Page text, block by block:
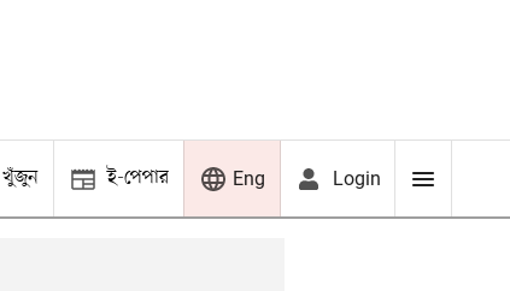
খুঁজুন ই-পেপার Eng Login